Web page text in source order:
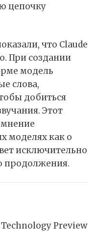
цепочку
что Claude
При создании
модель
слова,
добиться
Этот
моделях как о
исключительно
продолжения.
Preview